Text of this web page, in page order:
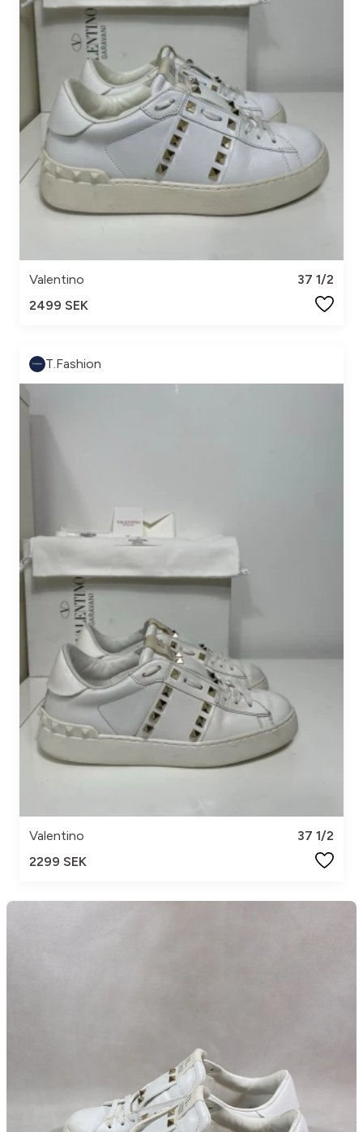
Valentino
37 1/2
2499 SEK
T.Fashion
Valentino
37 1/2
2299 SEK